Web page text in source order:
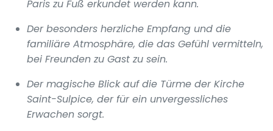
Paris zu Fuß erkundet werden kann.
Der besonders herzliche Empfang und die
familiäre Atmosphäre, die das Gefühl vermitteln,
bei Freunden zu Gast zu sein.
Der magische Blick auf die Türme der Kirche
Saint-Sulpice, der für ein unvergessliches
Erwachen sorgt.